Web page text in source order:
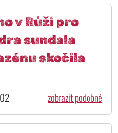
v Růži pro
sundala
skočila
zobrazit podobné